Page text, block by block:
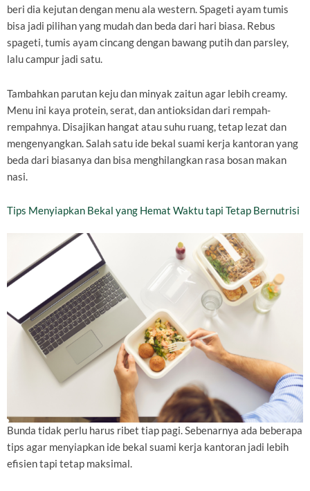
beri dia kejutan dengan menu ala western. Spageti ayam tumis
bisa jadi pilihan yang mudah dan beda dari hari biasa. Rebus
spageti, tumis ayam cincang dengan bawang putih dan parsley,
lalu campur jadi satu.
Tambahkan parutan keju dan minyak zaitun agar lebih creamy.
Menu ini kaya protein, serat, dan antioksidan dari rempah-
rempahnya. Disajikan hangat atau suhu ruang, tetap lezat dan
mengenyangkan. Salah satu ide bekal suami kerja kantoran yang
beda dari biasanya dan bisa menghilangkan rasa bosan makan
nasi.
Tips Menyiapkan Bekal yang Hemat Waktu tapi Tetap Bernutrisi
Bunda tidak perlu harus ribet tiap pagi. Sebenarnya ada beberapa
tips agar menyiapkan ide bekal suami kerja kantoran jadi lebih
efisien tapi tetap maksimal.